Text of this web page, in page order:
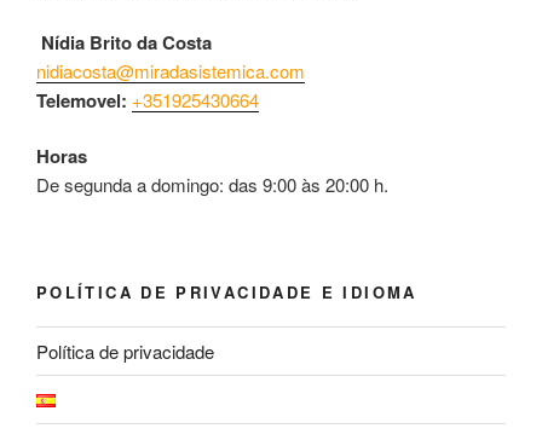
Nídia Brito da Costa
nidiacosta@miradasistemica.com
Telemovel: +351925430664
Horas
De segunda a domingo: das 9:00 às 20:00 h.
POLÍTICA DE PRIVACIDADE E IDIOMA
Política de privacidade